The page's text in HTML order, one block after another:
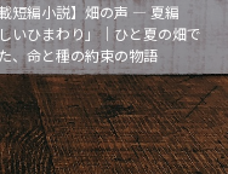
短編小説】畑の声 — 夏編
いひまわり」｜ひと夏の畑で
、命と種の約束の物語